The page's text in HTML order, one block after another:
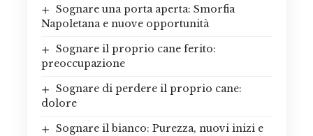
Sognare una porta aperta: Smorfia
Napoletana e nuove opportunità
Sognare il proprio cane ferito:
preoccupazione
Sognare di perdere il proprio cane:
dolore
Sognare il bianco: Purezza, nuovi inizi e